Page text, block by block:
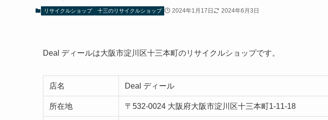
リサイクルショップ 十三のリサイクルショップ 2024年1月17日 2024年6月3日
Deal ディールは大阪市淀川区十三本町のリサイクルショップです。
店名 Deal ディール
所在地 〒532-0024 大阪府大阪市淀川区十三本町1-11-18